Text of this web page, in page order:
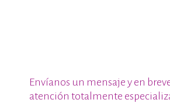
Envíanos un mensaje y en
atención totalmente